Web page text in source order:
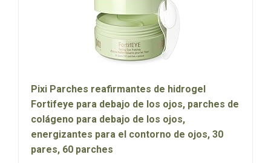
Pixi Parches reafirmantes de hidrogel
Fortifeye para debajo de los ojos, parches de
colágeno para debajo de los ojos,
energizantes para el contorno de ojos, 30
pares, 60 parches